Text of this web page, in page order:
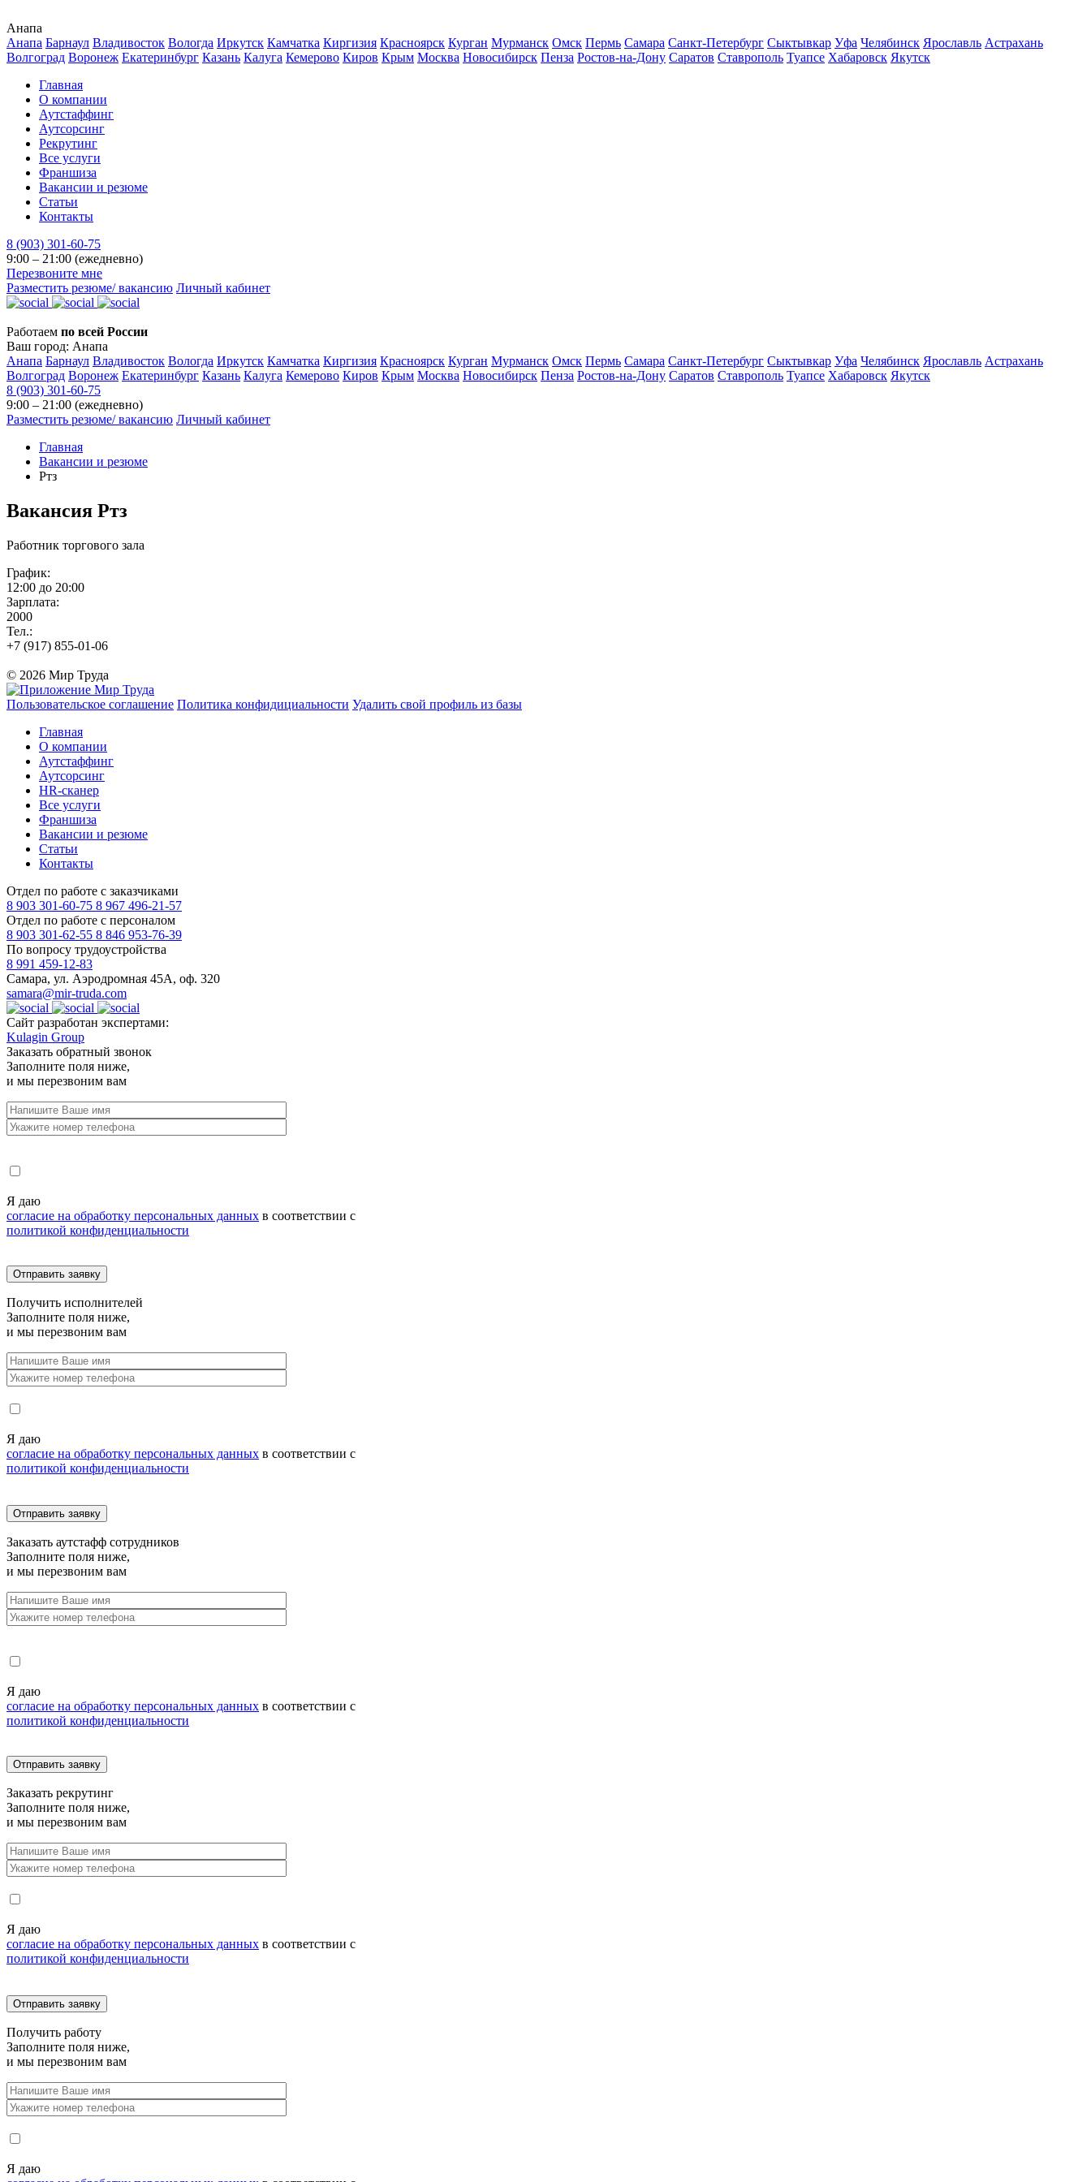
Анапа
Анапа Барнаул Владивосток Вологда Иркутск Камчатка Киргизия Красноярск Курган Мурманск Омск Пермь Самара Санкт-Петербург Сыктывкар Уфа Челябинск Ярославль Астрахань
Волгоград Воронеж Екатеринбург Казань Калуга Кемерово Киров Крым Москва Новосибирск Пенза Ростов-на-Дону Саратов Ставрополь Туапсе Хабаровск Якутск
Главная
О компании
Аутстаффинг
Аутсорсинг
Рекрутинг
Все услуги
Франшиза
Вакансии и резюме
Статьи
Контакты
8 (903) 301-60-75
9:00 – 21:00 (ежедневно)
Перезвоните мне
Разместить резюме/ вакансию Личный кабинет
Работаем по всей России
Ваш город: Анапа
Анапа Барнаул Владивосток Вологда Иркутск Камчатка Киргизия Красноярск Курган Мурманск Омск Пермь Самара Санкт-Петербург Сыктывкар Уфа Челябинск Ярославль Астрахань
Волгоград Воронеж Екатеринбург Казань Калуга Кемерово Киров Крым Москва Новосибирск Пенза Ростов-на-Дону Саратов Ставрополь Туапсе Хабаровск Якутск
8 (903) 301-60-75
9:00 – 21:00 (ежедневно)
Разместить резюме/ вакансию Личный кабинет
Главная
Вакансии и резюме
Ртз
Вакансия Ртз
Работник торгового зала
График:
12:00 до 20:00
Зарплата:
2000
Тел.:
+7 (917) 855-01-06
© 2026 Мир Труда
Пользовательское соглашение Политика конфидициальности Удалить свой профиль из базы
Главная
О компании
Аутстаффинг
Аутсорсинг
HR-сканер
Все услуги
Франшиза
Вакансии и резюме
Статьи
Контакты
Отдел по работе с заказчиками
8 903 301-60-75 8 967 496-21-57
Отдел по работе с персоналом
8 903 301-62-55 8 846 953-76-39
По вопросу трудоустройства
8 991 459-12-83
Самара, ул. Аэродромная 45А, оф. 320
samara@mir-truda.com
Сайт разработан экспертами:
Kulagin Group
Заказать обратный звонок
Заполните поля ниже,
и мы перезвоним вам
Я даю
согласие на обработку персональных данных в соответствии с
политикой конфиденциальности
Получить исполнителей
Заполните поля ниже,
и мы перезвоним вам
Я даю
согласие на обработку персональных данных в соответствии с
политикой конфиденциальности
Заказать аутстафф сотрудников
Заполните поля ниже,
и мы перезвоним вам
Я даю
согласие на обработку персональных данных в соответствии с
политикой конфиденциальности
Заказать рекрутинг
Заполните поля ниже,
и мы перезвоним вам
Я даю
согласие на обработку персональных данных в соответствии с
политикой конфиденциальности
Получить работу
Заполните поля ниже,
и мы перезвоним вам
Я даю